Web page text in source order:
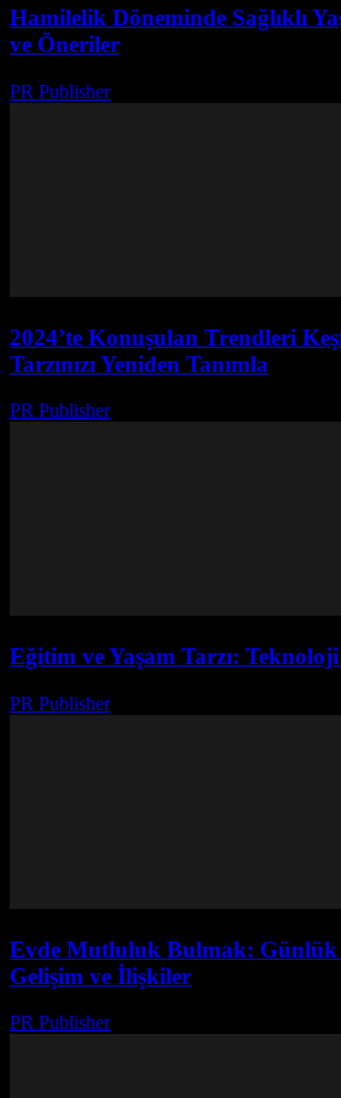
Hamilelik Döneminde Sağlıklı
ve Öneriler
PR Publisher-
2024’te Konuşulan Trendleri
Tarzınızı Yeniden Tanımla
PR Publisher-
Eğitim ve Yaşam Tarzı:
PR Publisher-
Evde Mutluluk Bulmak: Günlük
Gelişim ve İlişkiler
PR Publisher-